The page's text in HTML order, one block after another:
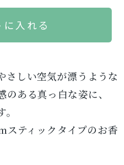
さしい空気が漂うような
ある真っ白な姿に、
ティックタイプのお香